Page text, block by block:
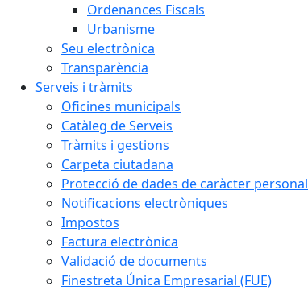
Ordenances Fiscals
Urbanisme
Seu electrònica
Transparència
Serveis i tràmits
Oficines municipals
Catàleg de Serveis
Tràmits i gestions
Carpeta ciutadana
Protecció de dades de caràcter personal
Notificacions electròniques
Impostos
Factura electrònica
Validació de documents
Finestreta Única Empresarial (FUE)